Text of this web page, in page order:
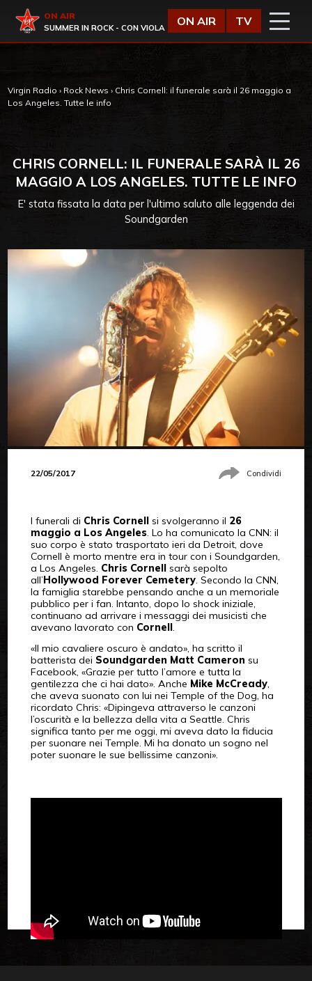
Virgin Radio
ON AIR
SUMMER IN ROCK - CON VIOLA
ON AIR TV
Virgin Radio › Rock News › Chris Cornell: il funerale sarà il 26 maggio a
Los Angeles. Tutte le info
CHRIS CORNELL: IL FUNERALE SARÀ IL 26
MAGGIO A LOS ANGELES. TUTTE LE INFO
E' stata fissata la data per l'ultimo saluto alle leggenda dei
Soundgarden
22/05/2017 Condividi
I funerali di Chris Cornellsi svolgeranno il 26
maggio a Los Angeles. Lo ha comunicato la CNN: il
suo corpo è stato trasportato ieri da Detroit, dove
Cornell è morto mentre era in tour con i Soundgarden,
a Los Angeles. Chris Cornellsarà sepolto
all’Hollywood Forever Cemetery. Secondo la CNN,
la famiglia starebbe pensando anche a un memoriale
pubblico per i fan. Intanto, dopo lo shock iniziale,
continuano ad arrivare i messaggi dei musicisti che
avevano lavorato con Cornell.
«Il mio cavaliere oscuro è andato», ha scritto il
batterista dei Soundgarden Matt Cameron su
Facebook, «Grazie per tutto l’amore e tutta la
gentilezza che ci hai dato». Anche Mike McCready,
che aveva suonato con lui nei Temple of the Dog, ha
ricordato Chris: «Dipingeva attraverso le canzoni
l’oscurità e la bellezza della vita a Seattle. Chris
significa tanto per me oggi, mi aveva dato la fiducia
per suonare nei Temple. Mi ha donato un sogno nel
poter suonare le sue bellissime canzoni».